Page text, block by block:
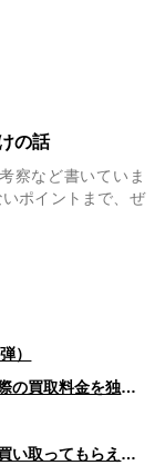
の話
察など書いていま
ポイントまで、ぜ
）
料金を独自調査！！
？（ゲームソフト編）